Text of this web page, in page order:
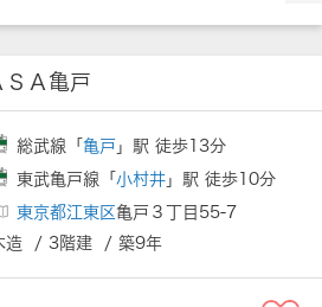
ＳＡ亀戸
総武線「亀戸 」駅 徒歩13分
東武亀戸線「 小村井 」駅 徒歩10分
東京都江東区亀戸３丁目55-7
造 / 3階建 / 築9年